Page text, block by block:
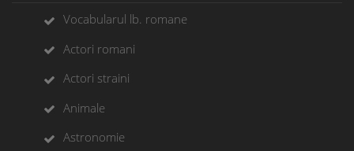
Vocabularul lb. romane
Actori romani
Actori straini
Animale
Astronomie